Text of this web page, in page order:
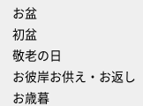
お盆
初盆
敬老の日
お彼岸お供え・お返し
お歳暮